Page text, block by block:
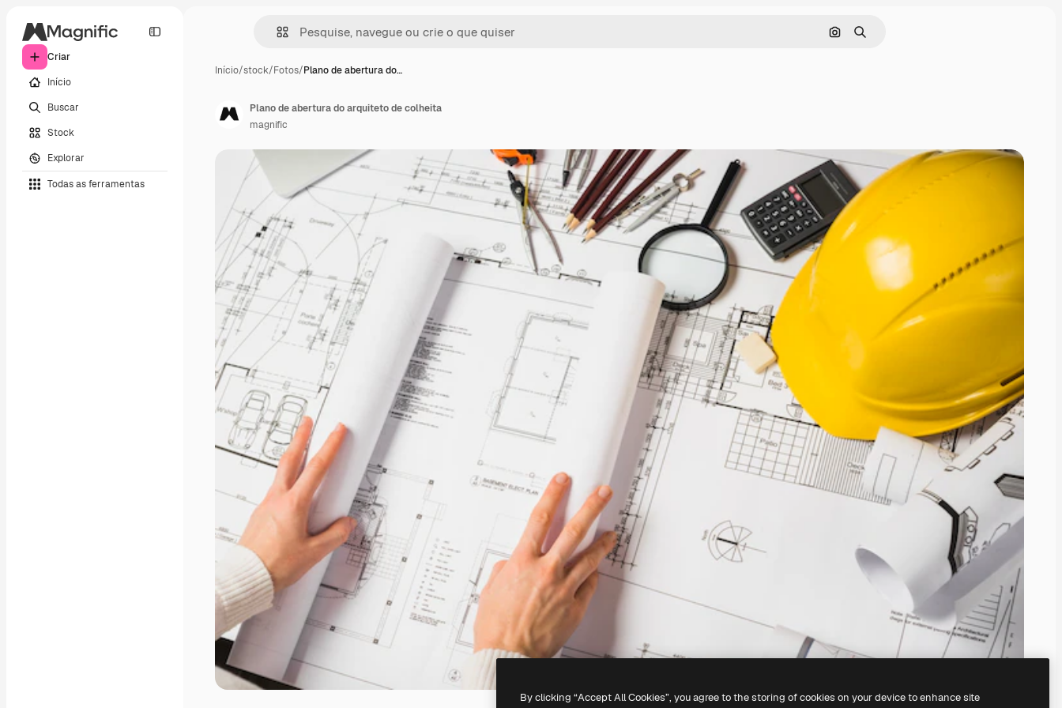
Criar
Início
Buscar
Stock
Explorar
Todas as ferramentas
Pesquisar por imagem
Buscar
Início/stock/Fotos/Plano de abertura do…
Plano de abertura do arquiteto de colheita
magnific
By clicking “Accept All Cookies”, you agree to the storing of cookies on your device to enhance site